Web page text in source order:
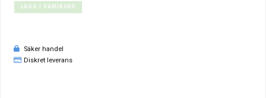
LÄGG I VARUKORG
Säker handel
Diskret leverans